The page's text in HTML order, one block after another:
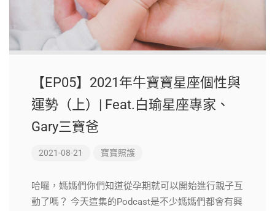
【EP05】2021年牛寶寶星座個性與
運勢（上）| Feat.白瑜星座專家、
Gary三寶爸
2021-08-21 寶寶照護
哈囉，媽媽們你們知道從孕期就可以開始進行親子互
動了嗎？ 今天這集的Podcast是不少媽媽們都會有興